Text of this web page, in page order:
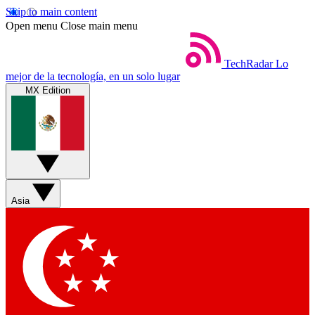
Skip to main content
Open menu Close main menu
TechRadar Lo
mejor de la tecnología, en un solo lugar
MX Edition
Asia